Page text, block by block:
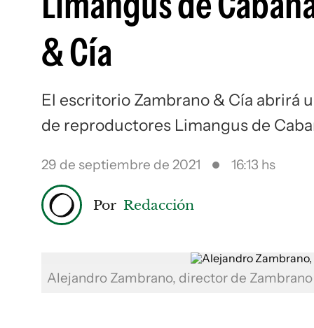
& Cía
El escritorio Zambrano & Cía abrirá
de reproductores Limangus de
29 de septiembre de 2021 16:13 hs
Por Redacción
Alejandro Zambrano, director de Zambrano